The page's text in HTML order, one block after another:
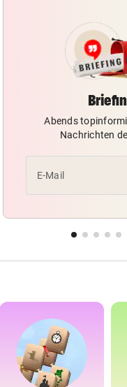
Abends
Nachrichten
E-Mail